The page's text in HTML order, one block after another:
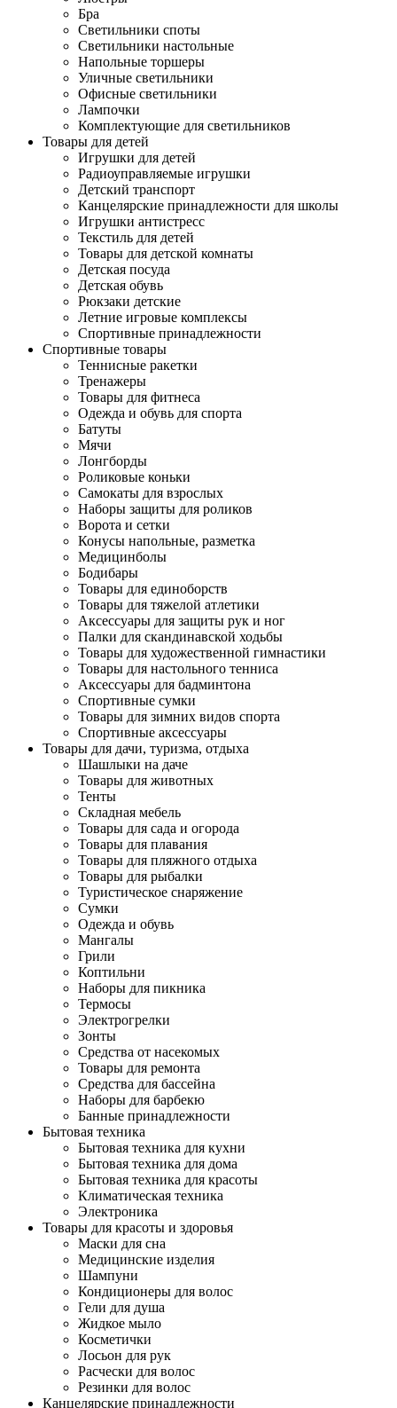
Бра
Светильники споты
Светильники настольные
Напольные торшеры
Уличные светильники
Офисные светильники
Лампочки
Комплектующие для светильников
Товары для детей
Игрушки для детей
Радиоуправляемые игрушки
Детский транспорт
Канцелярские принадлежности для школы
Игрушки антистресс
Текстиль для детей
Товары для детской комнаты
Детская посуда
Детская обувь
Рюкзаки детские
Летние игровые комплексы
Спортивные принадлежности
Спортивные товары
Теннисные ракетки
Тренажеры
Товары для фитнеса
Одежда и обувь для спорта
Батуты
Мячи
Лонгборды
Роликовые коньки
Самокаты для взрослых
Наборы защиты для роликов
Ворота и сетки
Конусы напольные, разметка
Медицинболы
Бодибары
Товары для единоборств
Товары для тяжелой атлетики
Аксессуары для защиты рук и ног
Палки для скандинавской ходьбы
Товары для художественной гимнастики
Товары для настольного тенниса
Аксессуары для бадминтона
Спортивные сумки
Товары для зимних видов спорта
Спортивные аксессуары
Товары для дачи, туризма, отдыха
Шашлыки на даче
Товары для животных
Тенты
Складная мебель
Товары для сада и огорода
Товары для плавания
Товары для пляжного отдыха
Товары для рыбалки
Туристическое снаряжение
Сумки
Одежда и обувь
Мангалы
Грили
Коптильни
Наборы для пикника
Термосы
Электрогрелки
Зонты
Средства от насекомых
Товары для ремонта
Средства для бассейна
Наборы для барбекю
Банные принадлежности
Бытовая техника
Бытовая техника для кухни
Бытовая техника для дома
Бытовая техника для красоты
Климатическая техника
Электроника
Товары для красоты и здоровья
Маски для сна
Медицинские изделия
Шампуни
Кондиционеры для волос
Гели для душа
Жидкое мыло
Косметички
Лосьон для рук
Расчески для волос
Резинки для волос
Канцелярские принадлежности